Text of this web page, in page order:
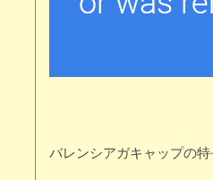
バレンシアガキャップの特